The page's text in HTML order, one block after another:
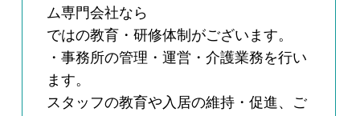
ム専門会社なら
ではの教育・研修体制がございます。
・事務所の管理・運営・介護業務を行い
ます。
スタッフの教育や入居の維持・促進、ご